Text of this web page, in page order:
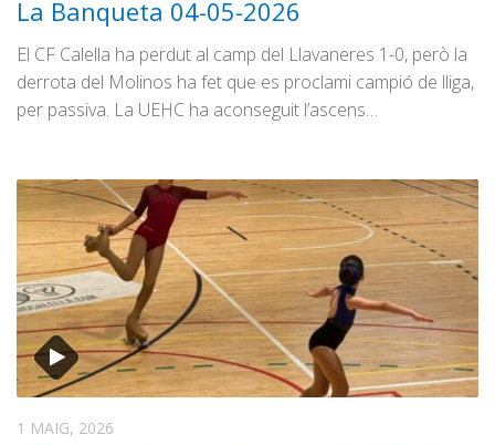
La Banqueta 04-05-2026
El CF Calella ha perdut al camp del Llavaneres 1-0, però la
derrota del Molinos ha fet que es proclami campió de lliga,
per passiva. La UEHC ha aconseguit l’ascens…
1 MAIG, 2026